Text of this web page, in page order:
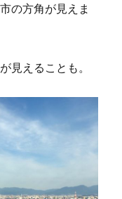
の方角が見えま
見えることも。